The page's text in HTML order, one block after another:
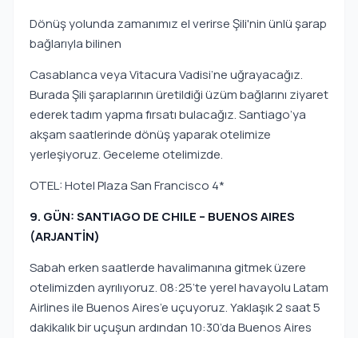
Dönüş yolunda zamanımız el verirse Şili'nin ünlü şarap
bağlarıyla bilinen
Casablanca veya Vitacura Vadisi’ne uğrayacağız.
Burada Şili şaraplarının üretildiği üzüm bağlarını ziyaret
ederek tadım yapma fırsatı bulacağız. Santiago’ya
akşam saatlerinde dönüş yaparak otelimize
yerleşiyoruz. Geceleme otelimizde.
OTEL: Hotel Plaza San Francisco 4*
9. GÜN: SANTIAGO DE CHILE – BUENOS AIRES
(ARJANTİN)
Sabah erken saatlerde havalimanına gitmek üzere
otelimizden ayrılıyoruz. 08:25’te yerel havayolu Latam
Airlines ile Buenos Aires’e uçuyoruz. Yaklaşık 2 saat 5
dakikalık bir uçuşun ardından 10:30’da Buenos Aires